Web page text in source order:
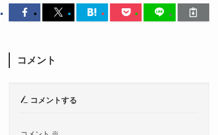
コメント
コメントする